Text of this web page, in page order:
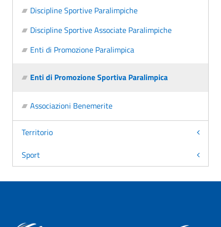
Discipline Sportive Paralimpiche
Discipline Sportive Associate Paralimpiche
Enti di Promozione Paralimpica
Enti di Promozione Sportiva Paralimpica
Associazioni Benemerite
Territorio
Sport